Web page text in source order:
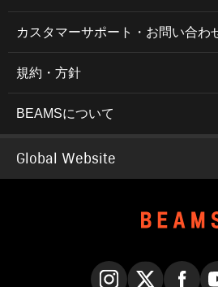
カスタマーサポート・お問い合わ
規約・方針
BEAMSについて
Global Website